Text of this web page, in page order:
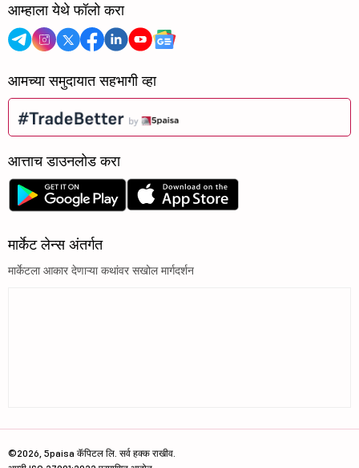
आम्हाला येथे फॉलो करा
आमच्या समुदायात सहभागी व्हा
आत्ताच डाउनलोड करा
मार्केट लेन्स अंतर्गत
मार्केटला आकार देणाऱ्या कथांवर सखोल मार्गदर्शन
©2026, 5paisa कॅपिटल लि. सर्व हक्क राखीव.